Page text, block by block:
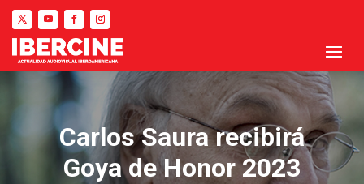
Carlos Saura recibirá
Goya de Honor 2023